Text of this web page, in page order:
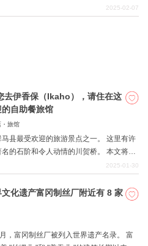
道越来越多，也许你们当中有人听说过。
2025-02-07
去伊香保（Ikaho），请住在这
自助餐旅馆
・旅馆
县最受欢迎的旅游景点之一。 这里有许
的石阶和令人动情的川贺桥。 本文将介
此类旅馆。 我们精选了一些因美味自助餐
2025-01-30
化遗产富冈制丝厂附近有 8 家
，富冈制丝厂被列入世界遗产名录。 富